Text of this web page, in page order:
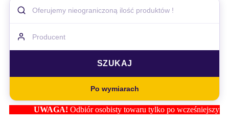
Po wymiarach
UWAGA!Odbiór osobisty towaru tylko po wcześniejszym